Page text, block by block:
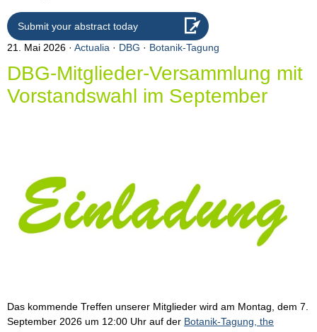
Submit your abstract today
21. Mai 2026
Actualia · DBG · Botanik-Tagung
DBG-Mitglieder-Versammlung mit
Vorstandswahl im September
Das kommende Treffen unserer Mitglieder wird am Montag, dem 7.
September 2026 um 12:00 Uhr auf der Botanik-Tagung, the